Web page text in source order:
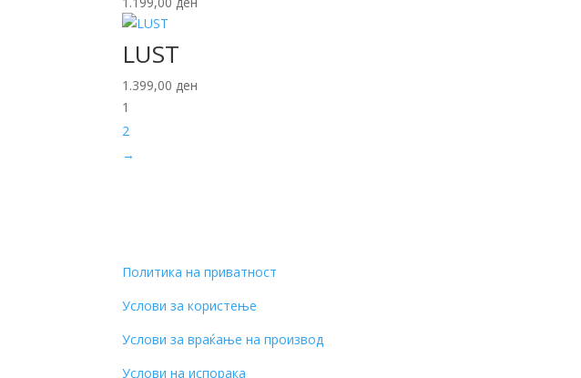
LUST
1.399,00ден
1
2
→
Политика на приватност
Услови за користење
Услови за враќање на производ
Услови на испорака